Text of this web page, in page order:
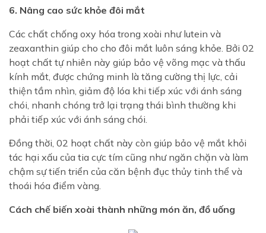
6. Nâng cao sức khỏe đôi mắt
Các chất chống oxy hóa trong xoài như lutein và
zeaxanthin giúp cho cho đôi mắt luôn sáng khỏe. Bởi 02
hoạt chất tự nhiên này giúp bảo vệ võng mạc và thấu
kính mắt, được chứng minh là tăng cường thị lực, cải
thiện tầm nhìn, giảm độ lóa khi tiếp xúc với ánh sáng
chói, nhanh chóng trở lại trạng thái bình thường khi
phải tiếp xúc với ánh sáng chói.
Đồng thời, 02 hoạt chất này còn giúp bảo vệ mắt khỏi
tác hại xấu của tia cực tím cũng như ngăn chặn và làm
chậm sự tiến triển của căn bệnh đục thủy tinh thể và
thoái hóa điểm vàng.
Cách chế biến xoài thành những món ăn, đồ uống